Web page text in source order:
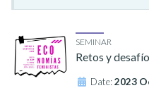
SEMINAR
Retos y
Date:2023